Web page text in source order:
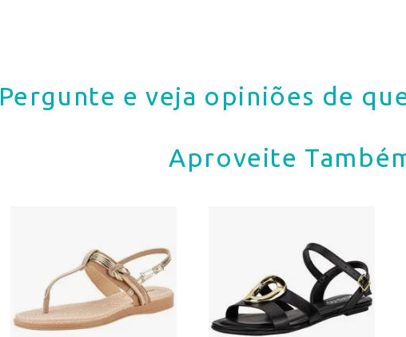
Pergunte e veja opiniões de
Aproveite